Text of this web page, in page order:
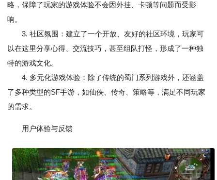
略，保障了玩家的游戏体验不会因外挂、卡顿等问题而受影
响。
3. 社区氛围：建立了一个开放、友好的社区环境，玩家可
以在这里分享心得、交流技巧，甚至组队打怪，形成了一种独
特的游戏文化。
4. 多元化游戏体验：除了传统的蜀门系列游戏外，还涵盖
了多种类型的SF手游，如仙侠、传奇、策略等，满足不同玩家
的需求。
用户体验与反馈